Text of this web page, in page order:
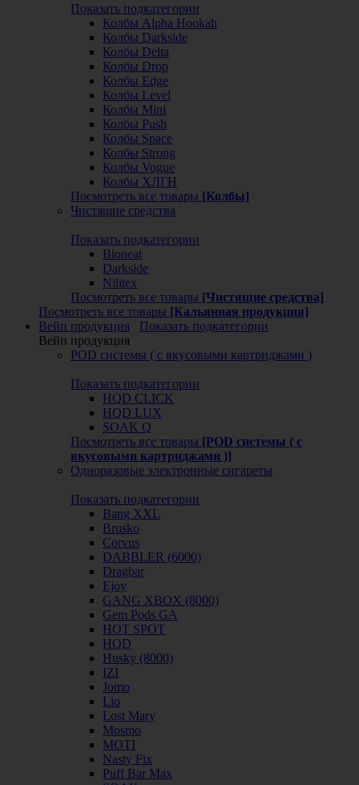
Показать подкатегории
Колбы Alpha Hookah
Колбы Darkside
Колбы Delta
Колбы Drop
Колбы Edge
Колбы Level
Колбы Mini
Колбы Push
Колбы Space
Колбы Strong
Колбы Vogue
Колбы ХЛГН
Посмотреть все товары [Колбы]
Чистящие средства
Показать подкатегории
Bioneat
Darkside
Nilitex
Посмотреть все товары [Чистящие средства]
Посмотреть все товары [Кальянная продукция]
Вейп продукция
Показать подкатегории
Вейп продукция
POD системы ( с вкусовыми картриджами )
Показать подкатегории
HQD CLICK
HQD LUX
SOAK Q
Посмотреть все товары [POD системы ( с
вкусовыми картриджами )]
Одноразовые электронные сигареты
Показать подкатегории
Bang XXL
Brusko
Corvus
DABBLER (6000)
Dragbar
Ejoy
GANG XBOX (8000)
Gem Pods GA
HOT SPOT
HQD
Husky (8000)
IZI
Jomo
Lio
Lost Mary
Mosmo
MOTI
Nasty Fix
Puff Bar Max